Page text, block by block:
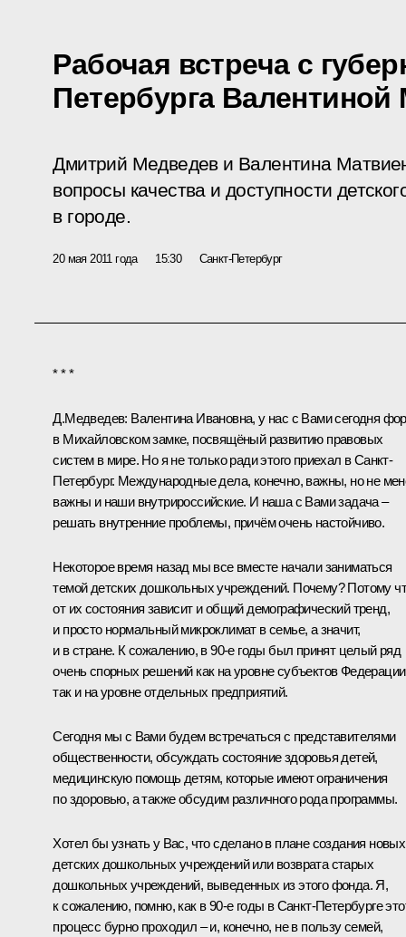
Рабочая встреча с
Петербурга Валентиной
Дмитрий Медведев и Валентина
вопросы качества и доступности
в городе.
20 мая 2011 года 15:30 Санкт-Петербург
* * *
Д.Медведев: Валентина Ивановна, у нас с Вами сегодня
в Михайловском замке, посвящёный развитию правовых
систем в мире. Но я не только ради этого приехал в Санкт-
Петербург. Международные дела, конечно, важны, но не
важны и наши внутрироссийские. И наша с Вами задача –
решать внутренние проблемы, причём очень настойчиво.
Некоторое время назад мы все вместе начали заниматься
темой детских дошкольных учреждений. Почему? Потому
от их состояния зависит и общий демографический тренд,
и просто нормальный микроклимат в семье, а значит,
и в стране. К сожалению, в 90-е годы был принят целый ряд
очень спорных решений как на уровне субъектов
так и на уровне отдельных предприятий.
Сегодня мы с Вами будем встречаться с представителями
общественности, обсуждать состояние здоровья детей,
медицинскую помощь детям, которые имеют ограничения
по здоровью, а также обсудим различного рода программы.
Хотел бы узнать у Вас, что сделано в плане создания новых
детских дошкольных учреждений или возврата старых
дошкольных учреждений, выведенных из этого фонда. Я,
к сожалению, помню, как в 90-е годы в Санкт-Петербурге
процесс бурно проходил – и, конечно, не в пользу семей,